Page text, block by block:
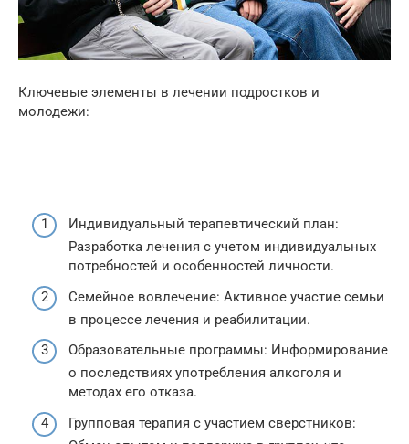
Ключевые элементы в лечении подростков и
молодежи:
Индивидуальный терапевтический план:
Разработка лечения с учетом индивидуальных
потребностей и особенностей личности.
Семейное вовлечение: Активное участие семьи
в процессе лечения и реабилитации.
Образовательные программы: Информирование
о последствиях употребления алкоголя и
методах его отказа.
Групповая терапия с участием сверстников: